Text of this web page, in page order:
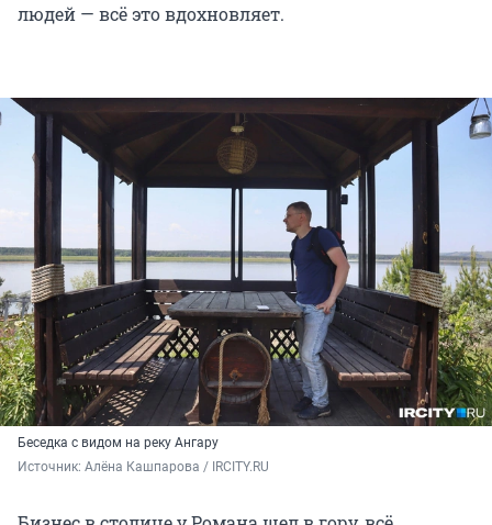
людей — всё это вдохновляет.
Беседка с видом на реку Ангару
Источник: Алёна Кашпарова / IRCITY.RU